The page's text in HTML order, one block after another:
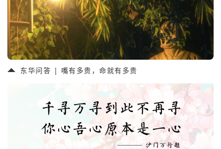
东华问答 | 嘴有多贵，命就有多贵